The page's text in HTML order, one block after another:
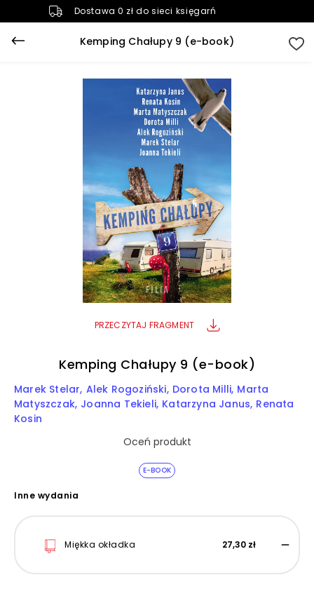
Dostawa 0 zł do sieci księgarń
Kemping Chałupy 9 (e-book)
PRZECZYTAJ FRAGMENT
E-BOOK
Kemping Chałupy 9 (e-book)
Marek Stelar Alek Rogoziński Dorota Milli Marta
Matyszczak Joanna Tekieli Katarzyna Janus Renata
Kosin
Oceń produkt
Inne wydania
Miękka okładka 27,30 zł